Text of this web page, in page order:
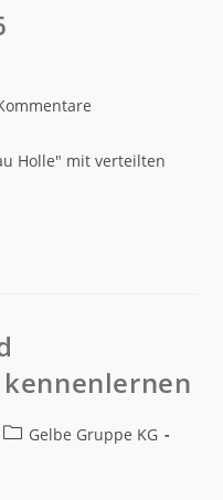
Holle" mit verteilten
Gelbe Gruppe KG